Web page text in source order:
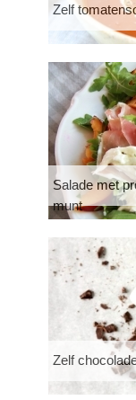
Zelf
Salade met
munt
Zelf